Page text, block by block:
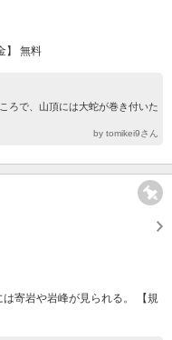
】 無料
ろで、山頂には大蛇が巻き付いた
by tomikei9さん
寄岩や岩峰が見られる。 【規